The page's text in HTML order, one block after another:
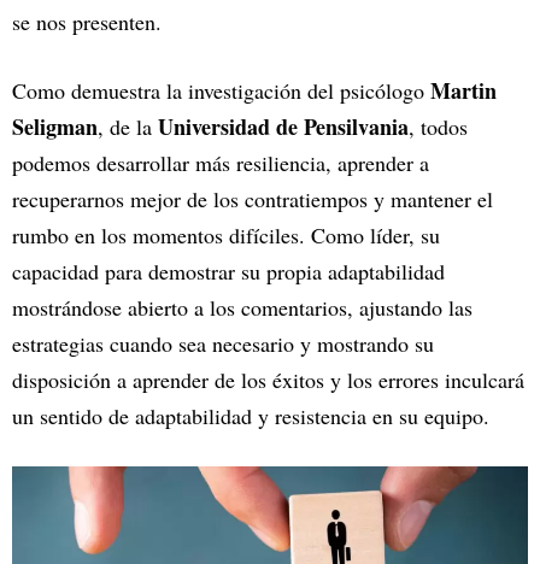
se nos presenten.
Como demuestra la investigación del psicólogo Martin
Seligman, de la Universidad de Pensilvania, todos
podemos desarrollar más resiliencia, aprender a
recuperarnos mejor de los contratiempos y mantener el
rumbo en los momentos difíciles. Como líder, su
capacidad para demostrar su propia adaptabilidad
mostrándose abierto a los comentarios, ajustando las
estrategias cuando sea necesario y mostrando su
disposición a aprender de los éxitos y los errores inculcará
un sentido de adaptabilidad y resistencia en su equipo.